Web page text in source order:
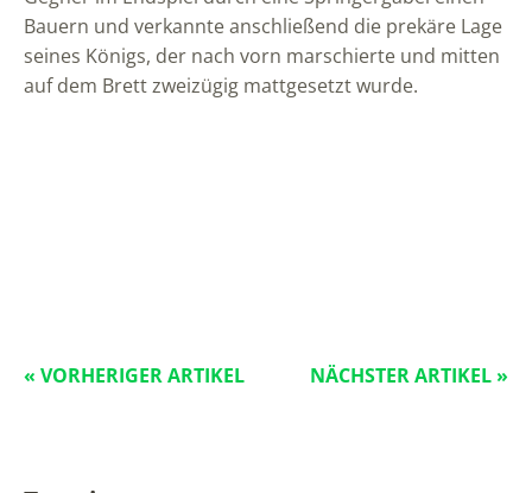
Bauern und verkannte anschließend die prekäre Lage
seines Königs, der nach vorn marschierte und mitten
auf dem Brett zweizügig mattgesetzt wurde.
NÄCHSTER ARTIKEL »
« VORHERIGER ARTIKEL